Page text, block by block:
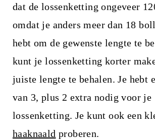
dat de lossenketting ongeveer
omdat je anders meer dan 18
hebt om de gewenste lengte te
kunt je lossenketting korter
juiste lengte te behalen. Je hebt
van 3, plus 2 extra nodig voor je
lossenketting. Je kunt ook een
haaknaald proberen.